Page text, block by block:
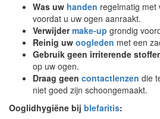
Was uw handen regelmatig met
voordat u uw ogen aanraakt.
Verwijdermake-up grondig
Reinig uw oogleden met een
Gebruik geen irriterende
op uw ogen.
Draag geen contactlenzen die
niet goed zijn schoongemaakt.
Ooglidhygiëne bij blefaritis: